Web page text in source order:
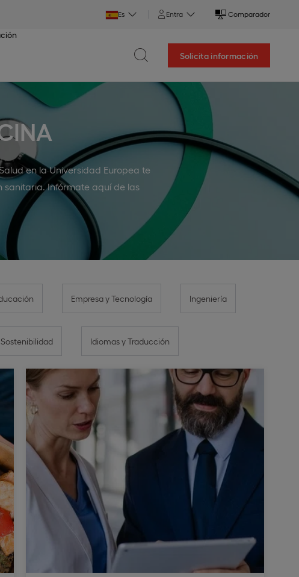
Es Entra Comparador
Solicita información
en la Universidad Europea te
sanitaria. Infórmate aquí de las
Empresa y Tecnología Ingeniería
Sostenibilidad Idiomas y Traducción